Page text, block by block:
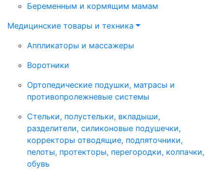
Беременным и кормящим мамам
Медицинские товары и техника
Аппликаторы и массажеры
Воротники
Ортопедические подушки, матрасы и
противопролежневые системы
Стельки, полустельки, вкладыши,
разделители, силиконовые подушечки,
корректоры отводящие, подпяточники,
пелоты, протекторы, перегородки, колпачки,
обувь